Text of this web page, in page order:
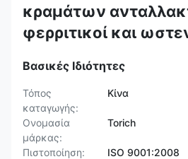
κραμάτων
φερριτικοί και
Βασικές Ιδιότητες
Τόπος
καταγωγής:
Κίνα
Ονομασία
μάρκας:
Torich
Πιστοποίηση:
ISO 9001:2008